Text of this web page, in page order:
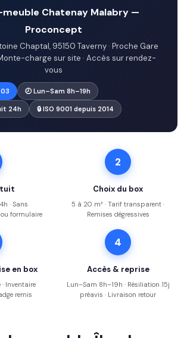
Chatenay Malabry —
Proconcept
Chaptal, 95150 Taverny · Proche Gare
charge sur site · Accès sur rendez-
vous
03 🕗 Lun–Sam 8h–19h
24h 🔒 ISO 9001 depuis 2014
· Sans
ou formulaire
2
Choix du box
5 à 20 m³ · Tarif transparent ·
Remises dégressives
en box
Inventaire
remis
4
Accès & reprise
Lun–Sam 8h–19h · Résiliation 15j
préavis · Livraison retour